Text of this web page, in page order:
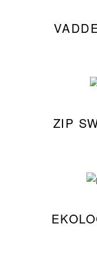
ZIP